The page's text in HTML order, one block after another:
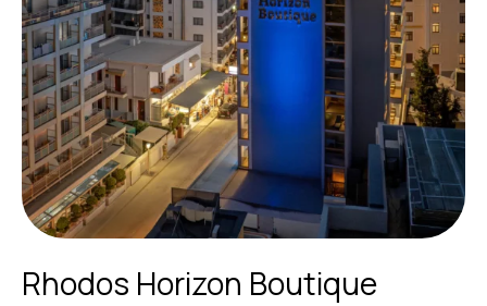
Rhodos Horizon Boutique